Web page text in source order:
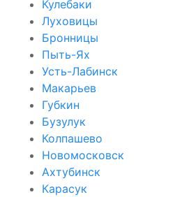
Кулебаки
Луховицы
Бронницы
Пыть-Ях
Усть-Лабинск
Макарьев
Губкин
Бузулук
Колпашево
Новомосковск
Ахтубинск
Карасук